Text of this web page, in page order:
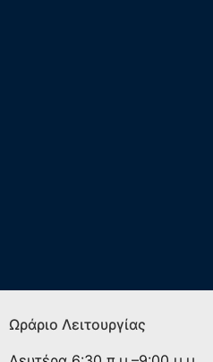
Ωράριο Λειτουργίας